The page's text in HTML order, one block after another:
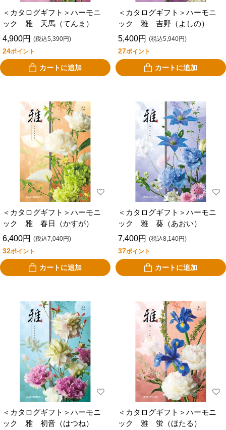
＜カタログギフト＞ハーモニ
ック 雅 天馬（てんま）
4,900円 (税込5,390円)
24ポイント
カートに追加
＜カタログギフト＞ハーモニ
ック 雅 吉野（よしの）
5,400円 (税込5,940円)
27ポイント
カートに追加
＜カタログギフト＞ハーモニ
ック 雅 春日（かすが）
6,400円 (税込7,040円)
32ポイント
カートに追加
＜カタログギフト＞ハーモニ
ック 雅 葵（あおい）
7,400円 (税込8,140円)
37ポイント
カートに追加
＜カタログギフト＞ハーモニ
ック 雅 初音（はつね）
＜カタログギフト＞ハーモニ
ック 雅 蛍（ほたる）